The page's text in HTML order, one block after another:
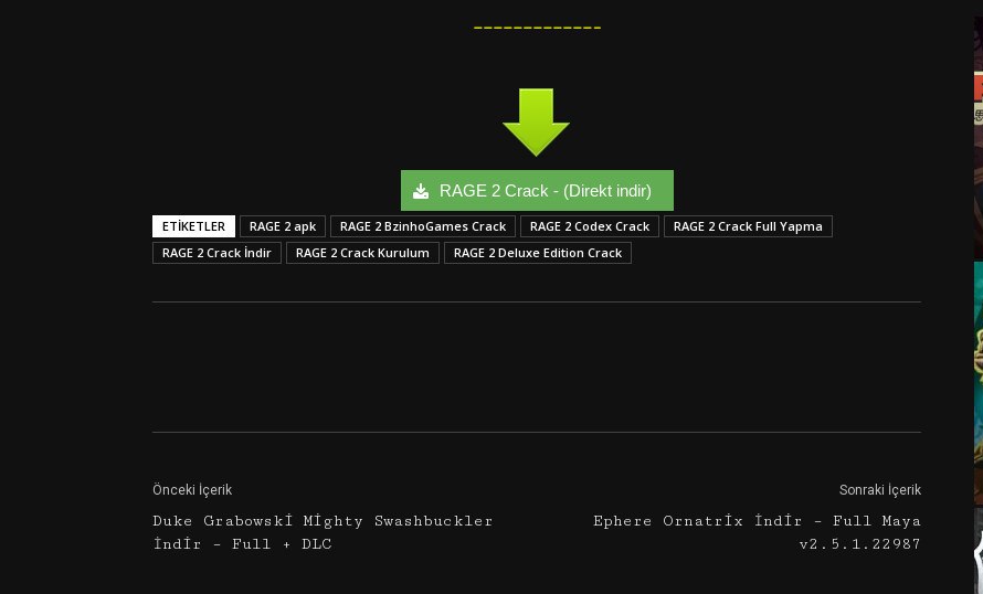
————————————–
RAGE 2 Crack - (Direkt indir)
ETIKETLER RAGE 2 apk RAGE 2 BzinhoGames Crack RAGE 2 Codex Crack
RAGE 2 Crack Full Yapma
RAGE 2 Crack İndir
RAGE 2 Crack Kurulum RAGE 2 Deluxe Edition Crack
Önceki İçerik
Duke Grabowski Mighty Swashbuckler
İndir – Full + DLC
Sonraki İçerik
Ephere Ornatrix İndir – Full Maya
v2.5.1.22987